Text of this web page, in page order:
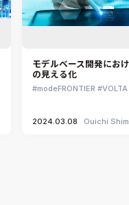
モデルベース開発にお
の見える化
modeFRONTIER VOLTA
2024.03.08 Ouichi